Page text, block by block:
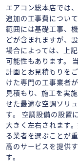
エアコン総本店では
追加の工事費につい
範囲には基礎工事、
どが含まれますが、
場合によっては、上
可能性もあります。
計画とお見積もりを
けた専門の工事業者
見積もり、施工を実
せた最適な空調ソリ
す。 空調設備の設置
大きく左右されます
る業者を選ぶことが
高のサービスを提供
す。